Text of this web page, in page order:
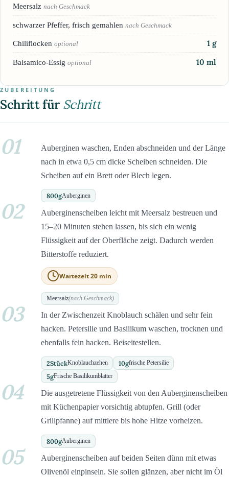
Meersalz nach Geschmack
schwarzer Pfeffer, frisch gemahlen nach Geschmack
Chiliflocken optional 1 g
Balsamico-Essig optional 10 ml
ZUBEREITUNG
Schritt für Schritt
01
Auberginen waschen, Enden abschneiden und der Länge
nach in etwa 0,5 cm dicke Scheiben schneiden. Die
Scheiben auf ein Brett oder Blech legen.
800gAuberginen
02
Auberginenscheiben leicht mit Meersalz bestreuen und
15–20 Minuten stehen lassen, bis sich ein wenig
Flüssigkeit auf der Oberfläche zeigt. Dadurch werden
Bitterstoffe reduziert.
Wartezeit 20 min
Meersalz(nach Geschmack)
03
In der Zwischenzeit Knoblauch schälen und sehr fein
hacken. Petersilie und Basilikum waschen, trocknen und
ebenfalls fein hacken. Beiseitestellen.
2StückKnoblauchzehen 10gfrische Petersilie
5gFrische Basilikumblätter
04
Die ausgetretene Flüssigkeit von den Auberginenscheiben
mit Küchenpapier vorsichtig abtupfen. Grill (oder
Grillpfanne) auf mittlere bis hohe Hitze vorheizen.
800gAuberginen
05
Auberginenscheiben auf beiden Seiten dünn mit etwas
Olivenöl einpinseln. Sie sollen glänzen, aber nicht im Öl